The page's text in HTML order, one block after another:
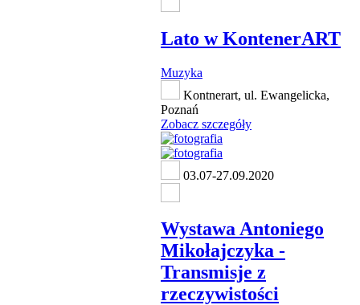
Lato w KontenerART
Muzyka
Kontnerart, ul. Ewangelicka,
Poznań
Zobacz szczegóły
03.07-27.09.2020
Wystawa Antoniego
Mikołajczyka -
Transmisje z
rzeczywistości